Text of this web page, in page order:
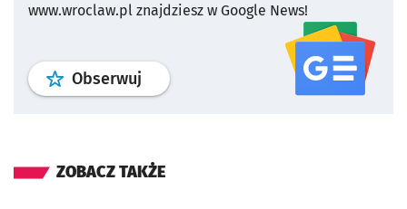
www.wroclaw.pl znajdziesz w Google News!
Obserwuj profil serwisu
ZOBACZ TAKŻE